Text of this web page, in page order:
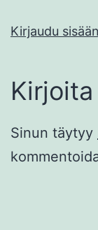
Kirjaudu
Sinun täytyy